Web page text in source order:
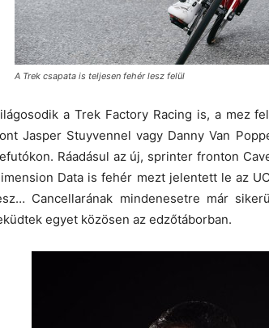
A Trek csapata is teljesen fehér lesz felül
a Trek Factory Racing is, a mez
Jasper Stuyvennel vagy Danny Van
Ráadásul az új, sprinter fronton
Data is fehér mezt jelentett le az
Cancellarának mindenesetre már
egyet közösen az edzőtáborban.